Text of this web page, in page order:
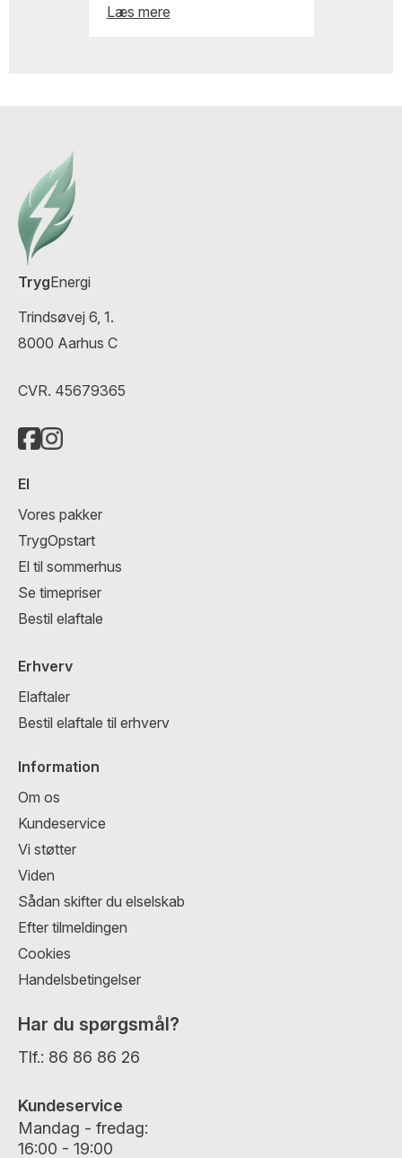
hjemmet. Heldigvis er der
Læs mere
TrygEnergi
Trindsøvej 6, 1.
8000 Aarhus C
CVR. 45679365
El
Vores pakker
TrygOpstart
El til sommerhus
Se timepriser
Bestil elaftale
Erhverv
Elaftaler
Bestil elaftale til erhverv
Information
Om os
Kundeservice
Vi støtter
Viden
Sådan skifter du elselskab
Efter tilmeldingen
Cookies
Handelsbetingelser
Har du spørgsmål?
Tlf.: 86 86 86 26
Kundeservice
Mandag - fredag:
16:00 - 19:00